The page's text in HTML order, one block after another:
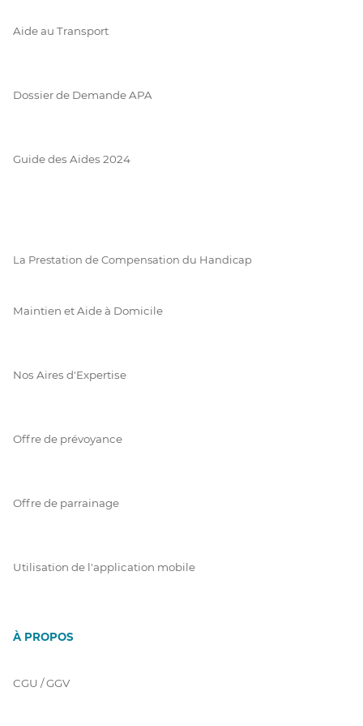
Aide au Transport
Dossier de Demande APA
Guide des Aides 2024
La Prestation de Compensation du Handicap
Maintien et Aide à Domicile
Nos Aires d'Expertise
Offre de prévoyance
Offre de parrainage
Utilisation de l'application mobile
À PROPOS
CGU / GGV